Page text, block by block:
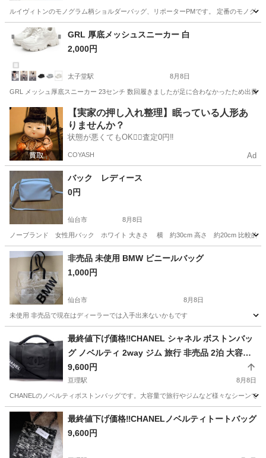
ルイヴィトンのモノグラム柄ショルダーバッグ、リポーターPMです。 定番のモノグ
宮城 亘理郡 亘理駅 バッグ ルイヴィトン
GRL 厚底メッシュスニーカー 白
2,000円
太子堂駅 8月8日
GRL メッシュ厚底スニーカー 23センチ 数回履きましたが足に合わなかったため出費
宮城 仙台市 太子堂駅 靴 GRL
【実家の押し入れ整理】眠っている人形あ
りませんか？
状態が悪くてもOK🙆‍♀️査定0円‼️
COYASH Ad
バック レディース
0円
仙台市 8月8日
ノーブランド 女性用バック ホワイト 大きさ 横 約30cm 高さ 約20cm 比較的状態
宮城 仙台市 バッグ 生協
非売品 未使用 BMW ビニールバッグ
1,000円
仙台市 8月8日
未使用 非売品で現在はディーラーでは入手出来ないかもです
バッグ
最終値下げ価格‼️CHANEL シャネル ボストンバッ
グ ノベルティ 2way ジム 旅行 非売品 2泊 大容量
【新品未使用】
9,600円
亘理駅 8月8日
CHANELのノベルティボストンバッグです。大容量で旅行やジムなど様々なシーンで
宮城 亘理郡 亘理駅 バッグ ノベルティ
最終値下げ価格‼️CHANELノベルティトートバッグ
9,600円